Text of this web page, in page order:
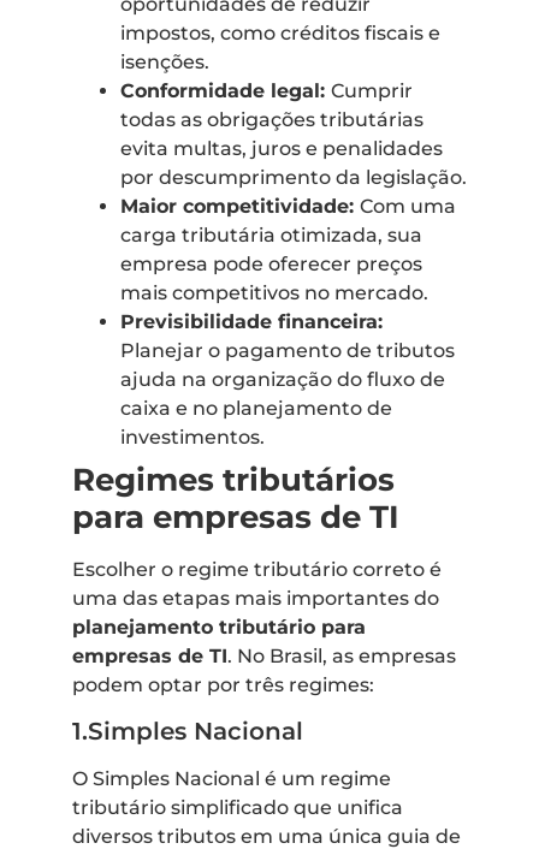
impostos, como créditos fiscais e
isenções.
Conformidade legal: Cumprir
todas as obrigações tributárias
evita multas, juros e penalidades
por descumprimento da legislação.
Maior competitividade: Com uma
carga tributária otimizada, sua
empresa pode oferecer preços
mais competitivos no mercado.
Previsibilidade financeira:
Planejar o pagamento de tributos
ajuda na organização do fluxo de
caixa e no planejamento de
investimentos.
Regimes tributários
para empresas de TI
Escolher o regime tributário correto é
uma das etapas mais importantes do
planejamento tributário para
empresas de TI. No Brasil, as empresas
podem optar por três regimes:
1.Simples Nacional
O Simples Nacional é um regime
tributário simplificado que unifica
diversos tributos em uma única guia de